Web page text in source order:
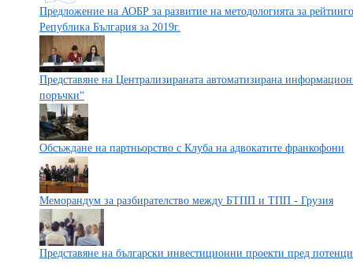
Предложение на АОБР за развитие на методологията за
Република България за 2019г.
Представяне на Централизираната автоматизирана
поръчки“
Обсъждане на партньорство с Клуба на адвокатите франкофони
Меморандум за разбирателство между БТПП и ТПП - Грузия
Представяне на български инвестиционни проекти пред